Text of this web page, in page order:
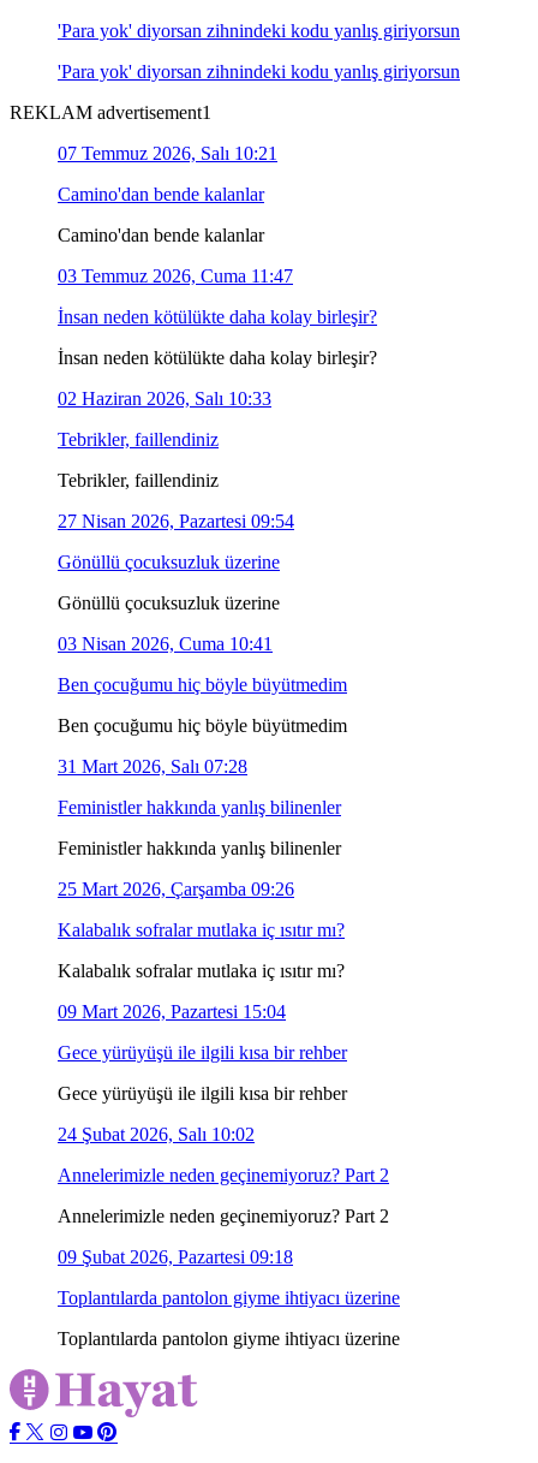
'Para yok' diyorsan zihnindeki kodu yanlış giriyorsun
'Para yok' diyorsan zihnindeki kodu yanlış giriyorsun
REKLAM advertisement1
07 Temmuz 2026, Salı 10:21
Camino'dan bende kalanlar
Camino'dan bende kalanlar
03 Temmuz 2026, Cuma 11:47
İnsan neden kötülükte daha kolay birleşir?
İnsan neden kötülükte daha kolay birleşir?
02 Haziran 2026, Salı 10:33
Tebrikler, faillendiniz
Tebrikler, faillendiniz
27 Nisan 2026, Pazartesi 09:54
Gönüllü çocuksuzluk üzerine
Gönüllü çocuksuzluk üzerine
03 Nisan 2026, Cuma 10:41
Ben çocuğumu hiç böyle büyütmedim
Ben çocuğumu hiç böyle büyütmedim
31 Mart 2026, Salı 07:28
Feministler hakkında yanlış bilinenler
Feministler hakkında yanlış bilinenler
25 Mart 2026, Çarşamba 09:26
Kalabalık sofralar mutlaka iç ısıtır mı?
Kalabalık sofralar mutlaka iç ısıtır mı?
09 Mart 2026, Pazartesi 15:04
Gece yürüyüşü ile ilgili kısa bir rehber
Gece yürüyüşü ile ilgili kısa bir rehber
24 Şubat 2026, Salı 10:02
Annelerimizle neden geçinemiyoruz? Part 2
Annelerimizle neden geçinemiyoruz? Part 2
09 Şubat 2026, Pazartesi 09:18
Toplantılarda pantolon giyme ihtiyacı üzerine
Toplantılarda pantolon giyme ihtiyacı üzerine